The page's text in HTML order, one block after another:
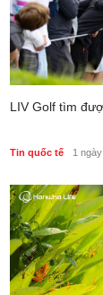
LIV Golf tìm
Tin quốc tế 1